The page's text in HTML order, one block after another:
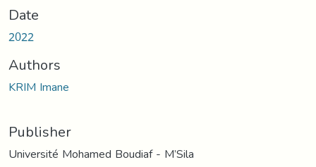
Date
2022
Authors
KRIM Imane
Publisher
Université Mohamed Boudiaf - M’Sila